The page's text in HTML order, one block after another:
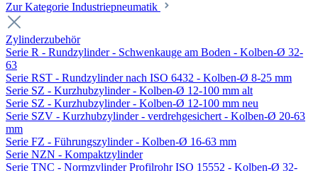
Zur Kategorie Industriepneumatik
Zylinderzubehör
Serie R - Rundzylinder - Schwenkauge am Boden - Kolben-Ø 32-
63
Serie RST - Rundzylinder nach ISO 6432 - Kolben-Ø 8-25 mm
Serie SZ - Kurzhubzylinder - Kolben-Ø 12-100 mm alt
Serie SZ - Kurzhubzylinder - Kolben-Ø 12-100 mm neu
Serie SZV - Kurzhubzylinder - verdrehgesichert - Kolben-Ø 20-63
mm
Serie FZ - Führungszylinder - Kolben-Ø 16-63 mm
Serie NZN - Kompaktzylinder
Serie TNC - Normzylinder Profilrohr ISO 15552 - Kolben-Ø 32-